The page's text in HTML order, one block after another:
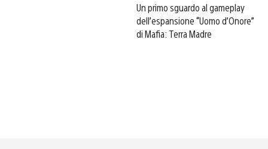
Un primo sguardo al gameplay
dell’espansione “Uomo d’Onore”
di Mafia: Terra Madre